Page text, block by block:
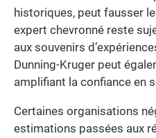
historiques, peut fausser
expert chevronné reste
aux souvenirs
Dunning-Kruger peut
amplifiant la confiance en
Certaines organisations
estimations passées aux